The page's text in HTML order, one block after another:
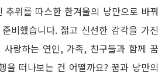
추위를 따스한 한겨울의 낭만으로 바꿔
비했습니다. 젊고 신선한 감각을 가진
사랑하는 연인, 가족, 친구들과 함께 꿈
을 떠나보는 건 어떨까요? 꿈과 낭만의